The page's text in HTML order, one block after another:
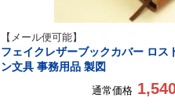
【メール便可能】
フェイクレザーブックカバー ロス
ン文具 事務用品 製図
通常価格